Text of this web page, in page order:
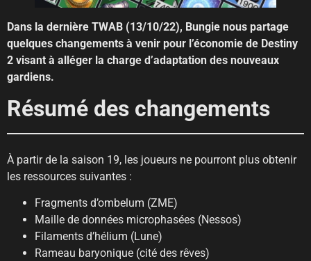
Dans la dernière TWAB (13/10/22), Bungie nous partage
quelques changements à venir pour l’économie de Destiny
2 visant à alléger la charge d’adaptation des nouveaux
gardiens.
Résumé des changements
À partir de la saison 19, les joueurs ne pourront plus obtenir
les ressources suivantes :
Fragments d’ombelum (ZME)
Maille de données microphasées (Nessos)
Filaments d’hélium (Lune)
Rameau baryonique (cité des rêves)